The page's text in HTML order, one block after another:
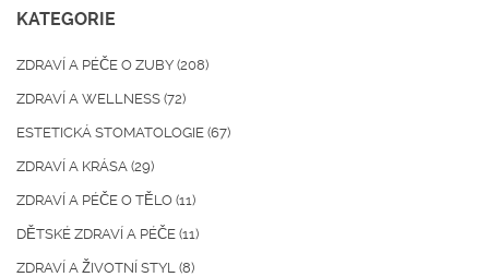
KATEGORIE
ZDRAVÍ A PÉČE O ZUBY (208)
ZDRAVÍ A WELLNESS (72)
ESTETICKÁ STOMATOLOGIE (67)
ZDRAVÍ A KRÁSA (29)
ZDRAVÍ A PÉČE O TĚLO (11)
DĚTSKÉ ZDRAVÍ A PÉČE (11)
ZDRAVÍ A ŽIVOTNÍ STYL (8)